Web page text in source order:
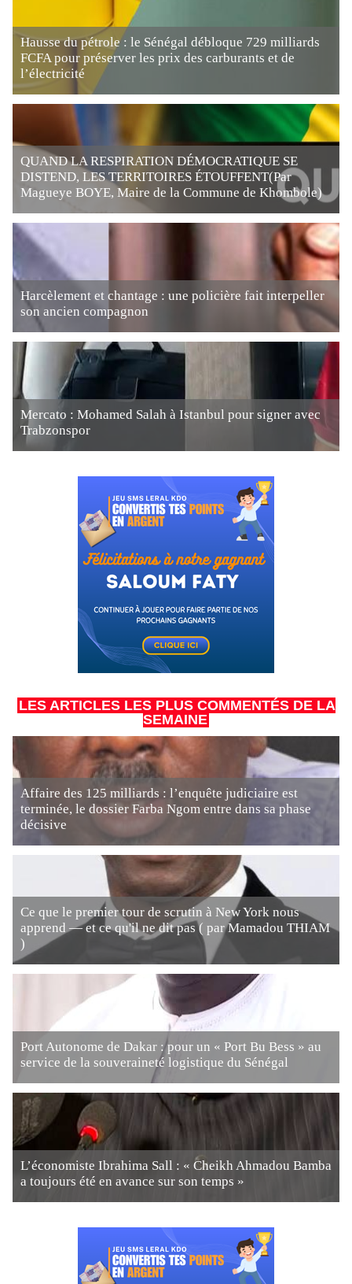
Hausse du pétrole : le Sénégal débloque 729 milliards
FCFA pour préserver les prix des carburants et de
l’électricité
QUAND LA RESPIRATION DÉMOCRATIQUE SE
DISTEND, LES TERRITOIRES ÉTOUFFENT(Par
Magueye BOYE, Maire de la Commune de Khombole)
Harcèlement et chantage : une policière fait interpeller
son ancien compagnon
Mercato : Mohamed Salah à Istanbul pour signer avec
Trabzonspor
LES ARTICLES LES PLUS COMMENTÉS DE LA
SEMAINE
Affaire des 125 milliards : l’enquête judiciaire est
terminée, le dossier Farba Ngom entre dans sa phase
décisive
Ce que le premier tour de scrutin à New York nous
apprend — et ce qu'il ne dit pas ( par Mamadou THIAM
)
Port Autonome de Dakar : pour un « Port Bu Bess » au
service de la souveraineté logistique du Sénégal
L’économiste Ibrahima Sall : « Cheikh Ahmadou Bamba
a toujours été en avance sur son temps »